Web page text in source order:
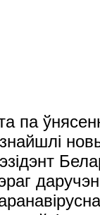
у 2023 годзе", - заявіў Прэзідэнт. Цяпер вельмі шмат зроблена для таго, каб выпускаць айчынную вакцыну. "Ёсць праект. Мы закупляем абсталяванне для таго, каб у нас быў свой завод па вытворчасці вакцын, як гэта робіцца ў Кітаі, Расіі, ЗША, яшчэ ў некалькіх дзяржавах. У нас павінна быць свая надзейная вакцына", - рэзюмаваў кіраўнік дзяржавы. Аб закупцы лякарстваў Аляксандр Лукашэнка расказаў, што нядаўна даручыў міністру замежных спраў звязацца з кіраўніцтвам Індыі і дамовіцца аб набыцці дадатковых партый процівірусных прэпаратаў. "Я папрашу прэм'ер-міністра, каб ён строга ўзяў на кантроль гэта пытанне, - даручыў Прэзідэнт. - Калі трэба, падключыце мяне. Я пагавару з прэм'ер-міністрам (Індыі. - Заўвага БЕЛТА)". Аб набыцці апаратаў ШВЛ Паводле слоў кіраўніка дзяржавы, часам у СМІ можна прачытаць матэрыялы аб праблемах з забеспячэннем раённых бальніц апаратамі штучнай вентыляцыі лёгкіх. Маўляў, у якім-небудзь раёне можа не хапаць гэтага абсталявання, і тады хворых перавозяць на лячэнне ў суседні горад. "Я хачу, каб людзі разумелі: мы не можам у кожную раённую бальніцу паставіць 10-12 апаратаў ШВЛ.